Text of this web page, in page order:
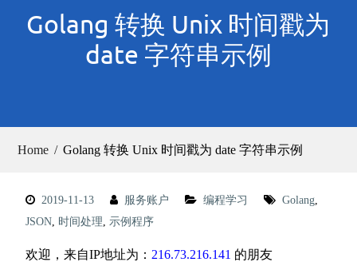
Golang 转换 Unix 时间戳为
date 字符串示例
Home Golang 转换 Unix 时间戳为 date 字符串示例
2019-11-13 服务账户 编程学习 Golang,
JSON, 时间处理, 示例程序
欢迎，来自IP地址为： 216.73.216.141 的朋友